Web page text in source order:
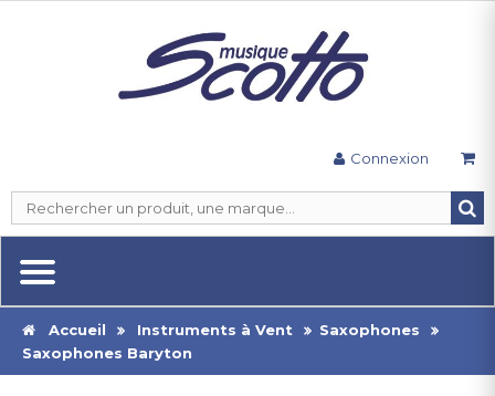
Connexion
Accueil Instruments à Vent
Saxophones
Saxophones Baryton